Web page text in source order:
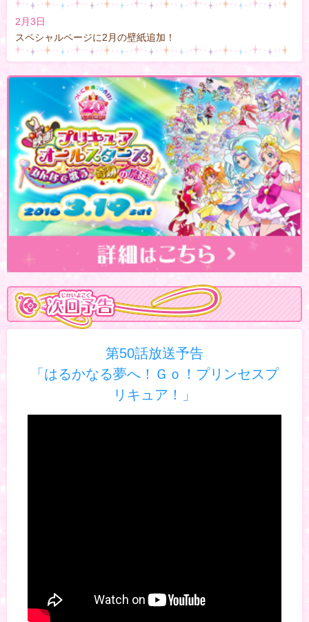
2月3日
スペシャルページに2月の壁紙追加！
第50話放送予告
「はるかなる夢へ！Ｇｏ！プリンセスプ
リキュア！」